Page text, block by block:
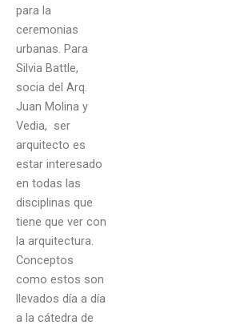
para la
ceremonias
urbanas. Para
Silvia Battle,
socia del Arq.
Juan Molina y
Vedia, ser
arquitecto es
estar interesado
en todas las
disciplinas que
tiene que ver con
la arquitectura.
Conceptos
como estos son
llevados día a día
a la cátedra de